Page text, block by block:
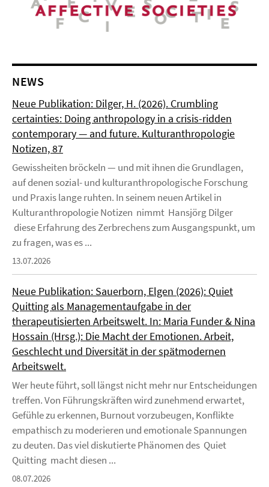
NEWS
Neue Publikation: Dilger, H. (2026). Crumbling
certainties: Doing anthropology in a crisis-ridden
contemporary — and future. Kulturanthropologie
Notizen, 87
Gewissheiten bröckeln — und mit ihnen die Grundlagen,
auf denen sozial- und kulturanthropologische Forschung
und Praxis lange ruhten. In seinem neuen Artikel in
Kulturanthropologie Notizen nimmt Hansjörg Dilger
diese Erfahrung des Zerbrechens zum Ausgangspunkt, um
zu fragen, was es ...
13.07.2026
Neue Publikation: Sauerborn, Elgen (2026): Quiet
Quitting als Managementaufgabe in der
therapeutisierten Arbeitswelt. In: Maria Funder & Nina
Hossain (Hrsg.): Die Macht der Emotionen. Arbeit,
Geschlecht und Diversität in der spätmodernen
Arbeitswelt.
Wer heute führt, soll längst nicht mehr nur Entscheidungen
treffen. Von Führungskräften wird zunehmend erwartet,
Gefühle zu erkennen, Burnout vorzubeugen, Konflikte
empathisch zu moderieren und emotionale Spannungen
zu deuten. Das viel diskutierte Phänomen des Quiet
Quitting macht diesen ...
08.07.2026